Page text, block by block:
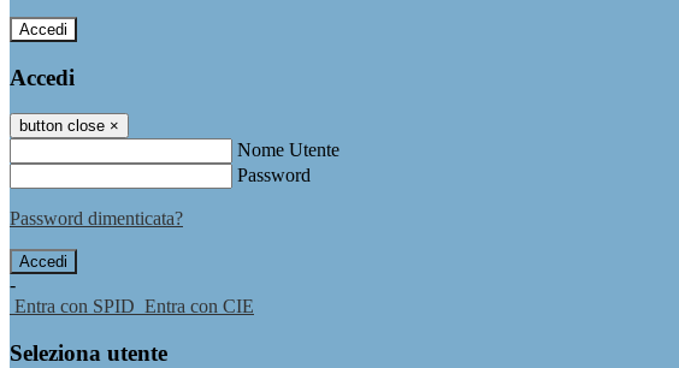
Accedi
Accedi
button close ×
Nome Utente
Password
Password dimenticata?
-
Entra con SPID Entra con CIE
Seleziona utente